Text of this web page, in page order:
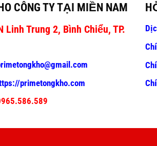
CÔNG TY TẠI MIỀN NAM
Linh Trung 2, Bình Chiểu, TP.
primetongkho.com